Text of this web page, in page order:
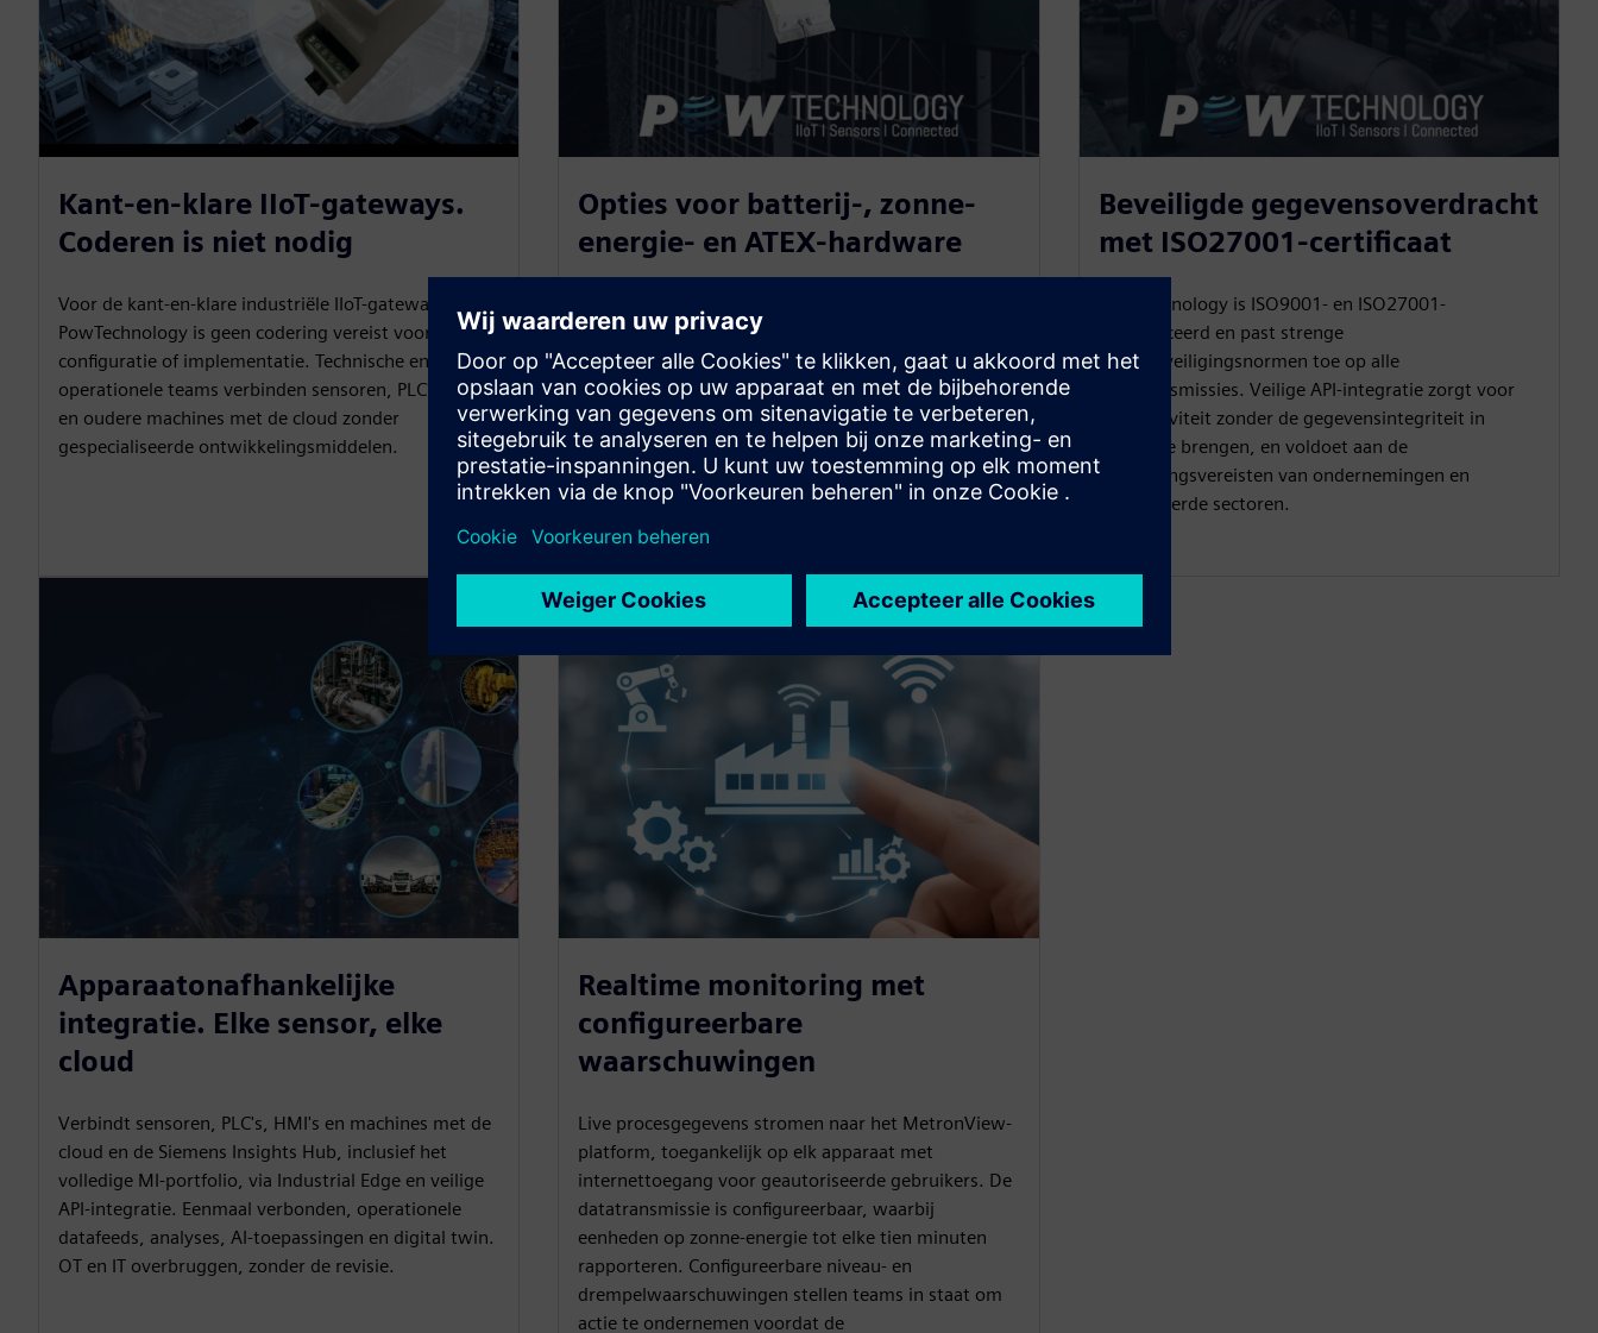
Kant-en-klare IIoT-gateways.
Coderen is niet nodig
Voor de kant-en-klare industriële IIoT-gateways van
PowTechnology is geen codering vereist voor de
configuratie of implementatie. Technische en
operationele teams verbinden sensoren, PLC's, HMI's
en oudere machines met de cloud zonder
gespecialiseerde ontwikkelingsmiddelen.
Opties voor batterij-, zonne-
energie- en ATEX-hardware
Dit maakt het mogelijk gegevens te verzamelen van
gestrande bedrijfsmiddelen waar de netstroom niet
beschikbaar is of bekabeling onpraktisch is.
Hardware met ATEX-classificatie vergroot dit bereik
tot gevaarlijke industriële omgevingen.
Overdrachten kunnen worden uitgevoerd wanneer
de drempels worden overschreden.
Beveiligde gegevensoverdracht
met ISO27001-certificaat
PowTechnology is ISO9001- en ISO27001-
gecertificeerd en past strenge
cyberbeveiligingsnormen toe op alle
datatransmissies. Veilige API-integratie zorgt voor
connectiviteit zonder de gegevensintegriteit in
gevaar te brengen, en voldoet aan de
beveiligingsvereisten van ondernemingen en
gereguleerde sectoren.
Apparaatonafhankelijke
integratie. Elke sensor, elke
cloud
Verbindt sensoren, PLC's, HMI's en machines met de
cloud en de Siemens Insights Hub, inclusief het
volledige MI-portfolio, via Industrial Edge en veilige
API-integratie. Eenmaal verbonden, operationele
datafeeds, analyses, AI-toepassingen en digital twin.
OT en IT overbruggen, zonder de revisie.
Realtime monitoring met
configureerbare
waarschuwingen
Live procesgegevens stromen naar het MetronView-
platform, toegankelijk op elk apparaat met
internettoegang voor geautoriseerde gebruikers. De
datatransmissie is configureerbaar, waarbij
eenheden op zonne-energie tot elke tien minuten
rapporteren. Configureerbare niveau- en
drempelwaarschuwingen stellen teams in staat om
actie te ondernemen voordat de